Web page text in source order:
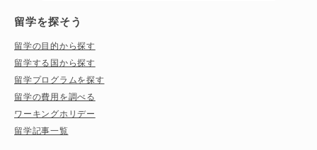
留学を探そう
留学の目的から探す
留学する国から探す
留学プログラムを探す
留学の費用を調べる
ワーキングホリデー
留学記事一覧